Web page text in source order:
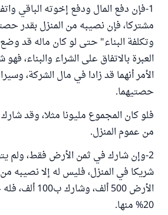
1-فإن دفع المال ودفع إخوته الباقي
مشتركا، فإن نصيبه من المنزل بقدر
وتكلفة البناء" حتى لو كان ماله قد
العبرة بالاتفاق على الشراء والبناء،
الأمر أنهما قد زادا في مال الشركة،
حصتيهما.
من عموم المنزل.
2-وإن شارك في ثمن الأرض فقط، ولم
شريكا في المنزل، فليس له إلا نصيبه
الأرض 500 ألف،
20% منها.